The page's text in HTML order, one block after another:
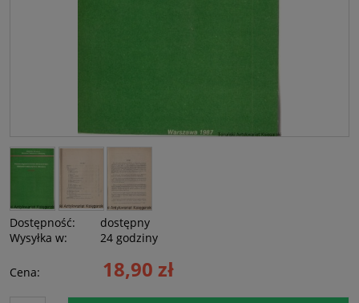
Dostępność:
dostępny
Wysyłka w:
24 godziny
Cena: 18,90 zł